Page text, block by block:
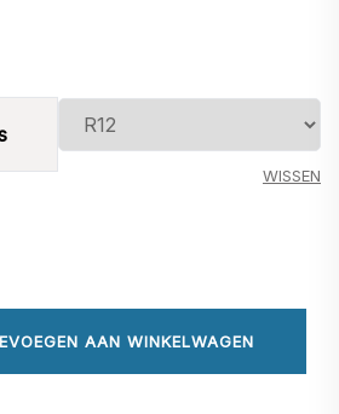
WISSEN
AAN WINKELWAGEN